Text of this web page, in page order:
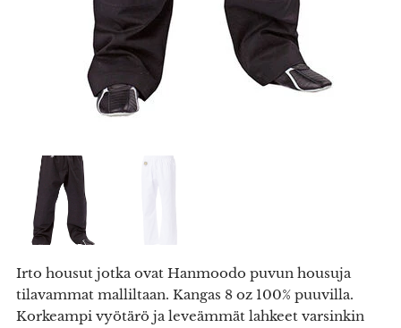
Irto housut jotka ovat Hanmoodo puvun housuja
tilavammat malliltaan. Kangas 8 oz 100% puuvilla.
Korkeampi vyötärö ja leveämmät lahkeet varsinkin